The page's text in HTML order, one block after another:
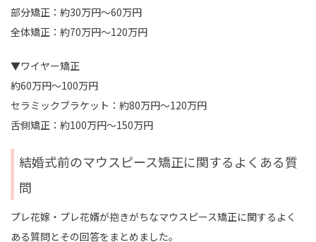
部分矯正：約30万円～60万円
全体矯正：約70万円～120万円
▼ワイヤー矯正
約60万円～100万円
セラミックブラケット：約80万円～120万円
舌側矯正：約100万円～150万円
結婚式前のマウスピース矯正に関するよくある質
問
プレ花嫁・プレ花婿が抱きがちなマウスピース矯正に関するよく
ある質問とその回答をまとめました。